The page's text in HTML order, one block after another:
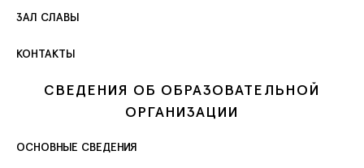
ЗАЛ СЛАВЫ
КОНТАКТЫ
СВЕДЕНИЯ ОБ ОБРАЗОВАТЕЛЬНОЙ
ОРГАНИЗАЦИИ
ОСНОВНЫЕ СВЕДЕНИЯ